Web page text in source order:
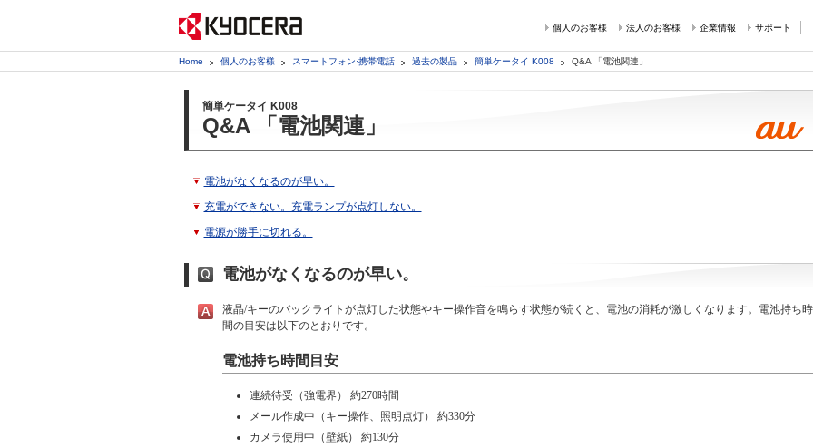
個人のお客様 法人のお客様 企業情報 サポート
Home 個人のお客様 スマートフォン·携帯電話 過去の製品 簡単ケータイ K008 Q&A 「電池関連」
簡単ケータイ K008
Q&A 「電池関連」
電池がなくなるのが早い。
充電ができない。充電ランプが点灯しない。
電源が勝手に切れる。
電池がなくなるのが早い。
液晶/キーのバックライトが点灯した状態やキー操作音を鳴らす状態が続くと、電池の消耗が激しくなります。電池持ち時
間の目安は以下のとおりです。
電池持ち時間目安
連続待受（強電界） 約270時間
メール作成中（キー操作、照明点灯） 約330分
カメラ使用中（壁紙） 約130分